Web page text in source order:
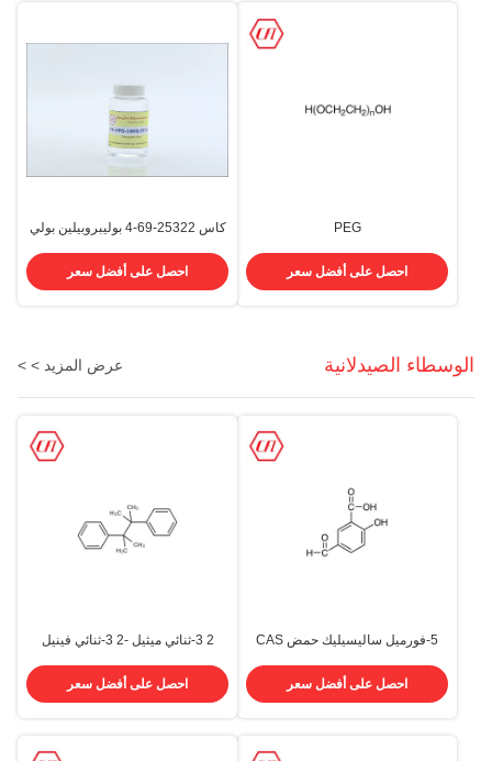
PEG
احصل على أفضل سعر
كاس 25322-69-4 بوليبروبيلين بولي
Liquid
احصل على أفضل سعر
الوسطاء الصيدلانية عرض المزيد > >
5-فورميل ساليسيليك حمض CAS
Hydroxybenzoic Acid
احصل على أفضل سعر
2 3-ثنائي ميثيل -2 3-ثنائي فينيل
وسيطة صيدلانية
احصل على أفضل سعر